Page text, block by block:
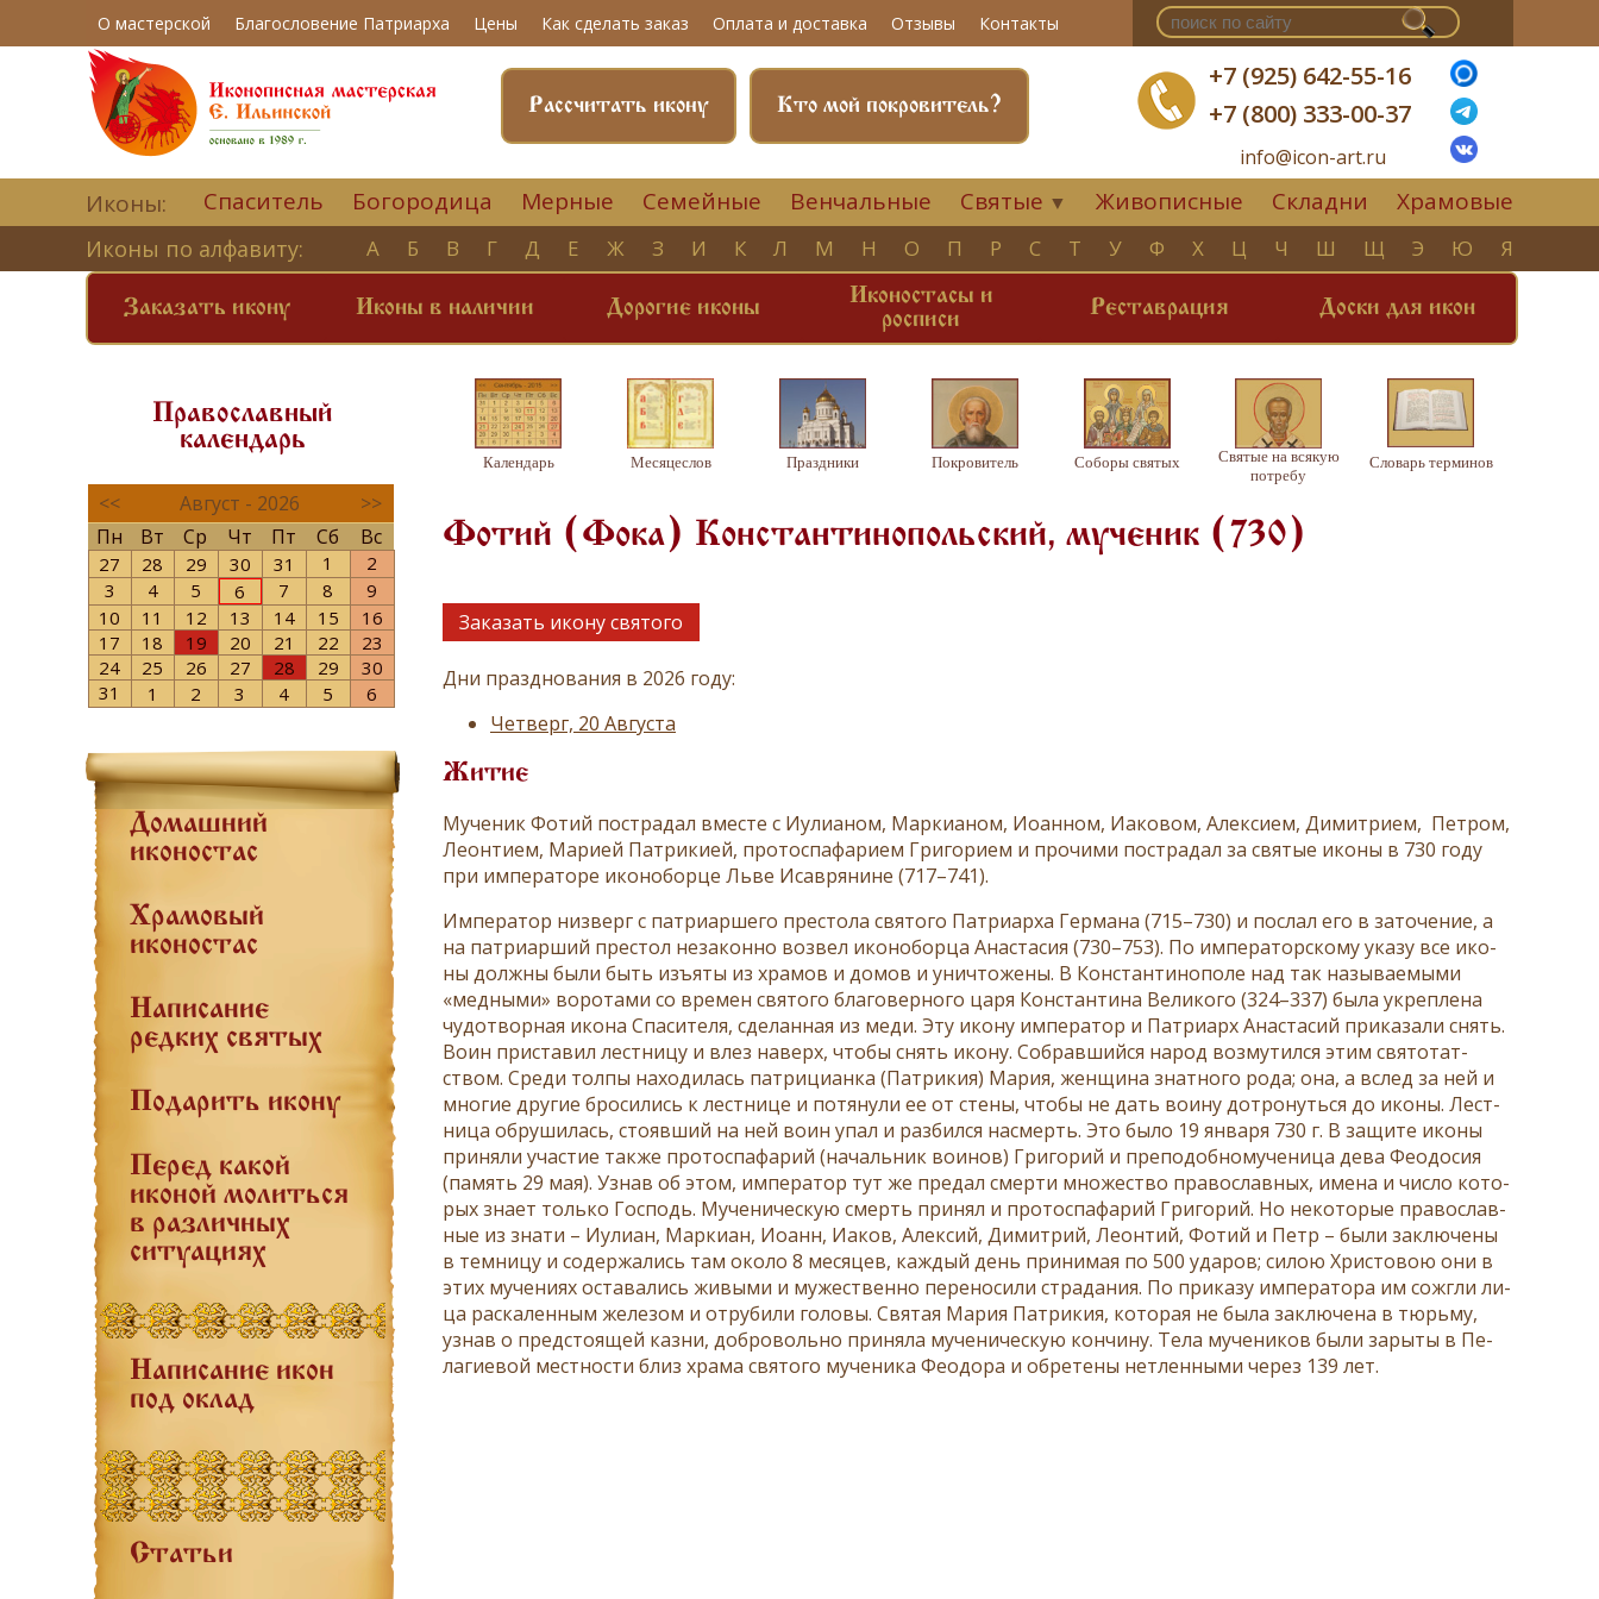
О мастерской Благословение Патриарха Цены Как сделать заказ Оплата и доставка Отзывы Контакты
+7 (925) 642-55-16
+7 (800) 333-00-37
info@icon-art.ru
Кто мой покровитель?
Рассчитать икону
Иконы: Спаситель Богородица Мерные Семейные Венчальные Святые ▼ Живописные Складни Храмовые
Иконы по алфавиту: А Б В Г Д Е Ж З И К Л М Н О П Р С Т У Ф Х Ц Ч Ш Щ Э Ю Я
Заказать икону Иконы в наличии Дорогие иконы
Иконостасы и
росписи
Реставрация Доски для икон
Православный
календарь
<< Август - 2026
>>
Пн
Вт Ср Чт Пт Сб Вс
27 28 29 30 31 1
2
3
4 5 6 7 8
9
10
11 12 13 14 15
16
17
18 19 20 21 22
23
24
25 26 27 28 29
30
31
1 2 3 4 5 6
Домашний
иконостас
Храмовый
иконостас
Написание
редких святых
Подарить икону
Перед какой
иконой молиться
в различных
ситуациях
Написание икон
под оклад
Статьи
Календарь Месяцеслов Праздники Покровитель Соборы святых
Святые на всякую
потребу
Словарь терминов
Фотий (Фока) Константинопольский, мученик (730)
Заказать икону святого
Дни празднования в 2026 году:
Четверг, 20 Августа
Житие
Му­че­ни­кФо­тий пострадал вместе с Иули­аном, Мар­ки­аном, Иоанном, Иа­ковом, Алек­сием, Ди­мит­рием, Петром,
Леон­тием, Ма­рией Пат­ри­кией, про­то­спа­фа­рием Гри­го­рием и про­чими по­стра­да­л за свя­тые ико­ны в 730 го­ду
при им­пе­ра­то­ре ико­но­бор­це Льве Ис­ав­ря­нине (717–741).
Им­пе­ра­тор низ­верг с пат­ри­ар­ше­го пре­сто­ла свя­то­го Пат­ри­ар­ха Гер­ма­на (715–730) и по­слал его в за­то­че­ние, а
на пат­ри­ар­ший пре­стол неза­кон­но воз­вел ико­но­бор­ца Ана­ста­сия (730–753). По им­пе­ра­тор­ско­му ука­зу все ико­
ны долж­ны бы­ли быть изъ­яты из хра­мов и до­мов и уни­что­же­ны. В Кон­стан­ти­но­по­ле над так на­зы­ва­е­мы­ми
«мед­ны­ми» во­ро­та­ми со вре­мен свя­то­го бла­го­вер­но­го ца­ря Кон­стан­ти­на Ве­ли­ко­го (324–337) бы­ла укреп­ле­на
чу­до­твор­ная ико­на Спа­си­те­ля, сде­лан­ная из ме­ди. Эту ико­ну им­пе­ра­тор и Пат­ри­арх Ана­ста­сий при­ка­за­ли снять.
Во­ин при­ста­вил лест­ни­цу и влез на­верх, чтобы снять ико­ну. Со­брав­ший­ся на­род воз­му­тил­ся этим свя­то­тат­
ством. Сре­ди тол­пы на­хо­ди­лась пат­ри­ци­ан­ка (Пат­ри­кия) Ма­рия, жен­щи­на знат­но­го ро­да; она, а вслед за ней и
мно­гие дру­гие бро­си­лись к лест­ни­це и по­тя­ну­ли ее от сте­ны, чтобы не дать во­и­ну до­тро­нуть­ся до ико­ны. Лест­
ни­ца об­ру­ши­лась, сто­яв­ший на ней во­ин упал и раз­бил­ся на­смерть. Это бы­ло 19 ян­ва­ря 730 г. В за­щи­те ико­ны
при­ня­ли уча­стие так­же про­то­спа­фа­рий (на­чаль­ник во­и­нов) Гри­го­рий и пре­по­доб­но­му­че­ни­ца де­ва Фе­о­до­сия
(па­мять 29 мая). Узнав об этом, им­пе­ра­тор тут же пре­дал смер­ти мно­же­ство пра­во­слав­ных, име­на и чис­ло ко­то­
рых зна­ет толь­ко Гос­подь. Му­че­ни­че­скую смерть при­нял и про­то­спа­фа­рий Гри­го­рий. Но неко­то­рые пра­во­слав­
ные из зна­ти – Иули­ан, Мар­ки­ан, Иоанн, Иа­ков, Алек­сий, Ди­мит­рий, Леон­тий, Фо­тий и Петр – бы­ли за­клю­че­ны
в тем­ни­цу и со­дер­жа­лись там око­ло 8 ме­ся­цев, каж­дый день при­ни­мая по 500 уда­ров; си­лою Хри­сто­вою они в
этих му­че­ни­ях оста­ва­лись жи­вы­ми и му­же­ствен­но пе­ре­но­си­ли стра­да­ния. По при­ка­зу им­пе­ра­то­ра им со­жгли ли­
ца рас­ка­лен­ным же­ле­зом и от­ру­би­ли го­ло­вы. Свя­тая Ма­рия Пат­ри­кия, ко­то­рая не бы­ла за­клю­че­на в тюрь­му,
узнав о пред­сто­я­щей каз­ни, доб­ро­воль­но при­ня­ла му­че­ни­че­скую кон­чи­ну. Те­ла му­че­ни­ков бы­ли за­ры­ты в Пе­
ла­ги­е­вой мест­но­сти близ хра­ма свя­то­го му­че­ни­ка Фе­о­до­ра и об­ре­те­ны нетлен­ны­ми через 139 лет.